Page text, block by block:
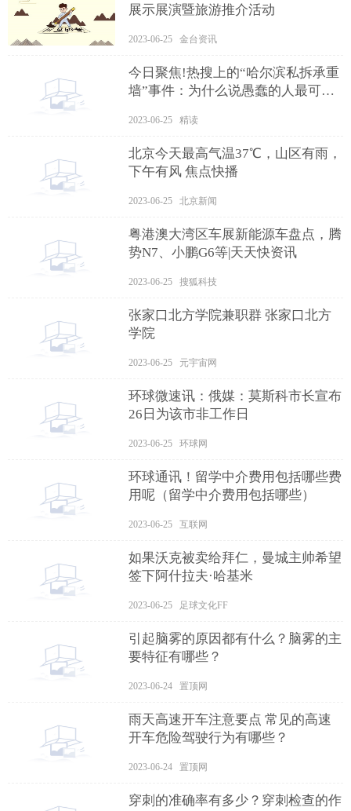
展示展演暨旅游推介活动
2023-06-25 金台资讯
今日聚焦!热搜上的“哈尔滨私拆承重
墙”事件：为什么说愚蠢的人最可
2023-06-25 精读
北京今天最高气温37℃，山区有雨，
下午有风 焦点快播
2023-06-25 北京新闻
粤港澳大湾区车展新能源车盘点，腾
势N7、小鹏G6等|天天快资讯
2023-06-25 搜狐科技
张家口北方学院兼职群 张家口北方
学院
2023-06-25 元宇宙网
环球微速讯：俄媒：莫斯科市长宣布
26日为该市非工作日
2023-06-25 环球网
环球通讯！留学中介费用包括哪些费
用呢（留学中介费用包括哪些）
2023-06-25 互联网
如果沃克被卖给拜仁，曼城主帅希望
签下阿什拉夫·哈基米
2023-06-25 足球文化FF
引起脑雾的原因都有什么？脑雾的主
要特征有哪些？
2023-06-24 置顶网
雨天高速开车注意要点 常见的高速
开车危险驾驶行为有哪些？
2023-06-24 置顶网
穿刺的准确率有多少？穿刺检查的作